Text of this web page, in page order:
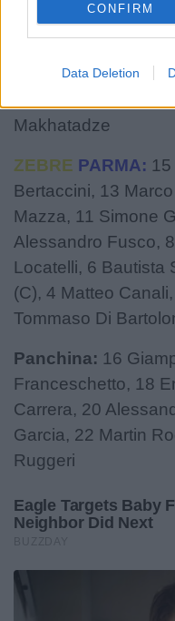
CONFIRM
Data Deletion
Panchina:16
Ganiashvili, 20
Makhatadze
ZEBRE PARMA:
Bertaccini, 13
Mazza, 11 Simone
Alessandro Fusco,
Locatelli, 6 Bautista
(C), 4 Matteo
Tommaso Di
Panchina: 16
Franceschetto, 18
Carrera, 20
Garcia, 22 Martin
Ruggeri